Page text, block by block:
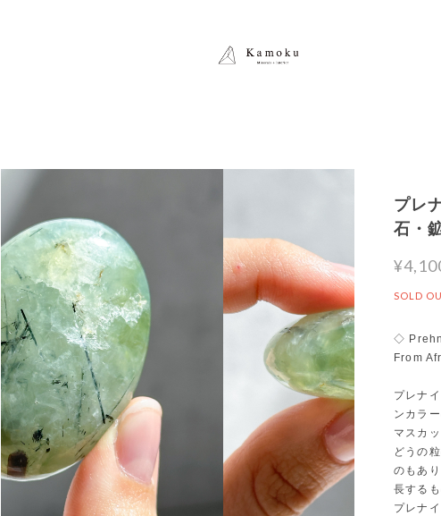
プレ
石・
SOLD
◇
From
プレナ
ンカラ
マスカ
どうの
のもあ
長する
プレナ